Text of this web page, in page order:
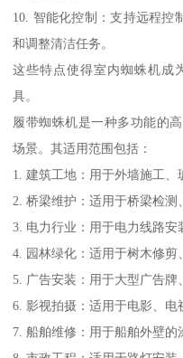
10. 智能化控制：支持远程控
和调整清洁任务。
这些特点使得室内蜘蛛机成
具。
履带蜘蛛机是一种多功能的
场景。其适用范围包括：
1. 建筑工地：用于外墙施工、
2. 桥梁维护：适用于桥梁检测
3. 电力行业：用于电力线路安
4. 园林绿化：适用于树木修剪
5. 广告安装：用于大型广告牌
6. 影视拍摄：适用于电影、电
7. 船舶维修：用于船舶外壁的